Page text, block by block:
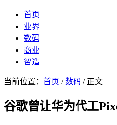
首页
业界
数码
商业
智造
当前位置： 首页 /数码 / 正文
谷歌曾让华为代工